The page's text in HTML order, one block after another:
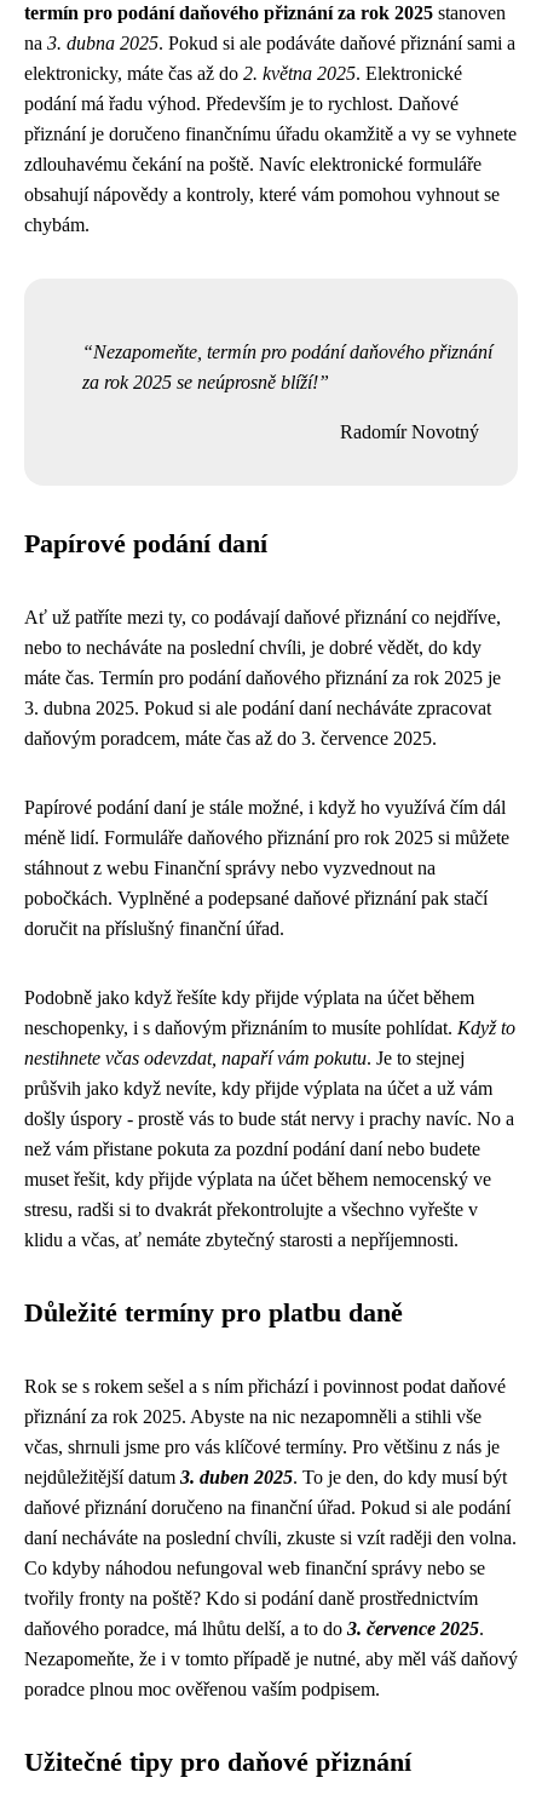
termín pro podání daňového přiznání za rok 2025 stanoven
na 3. dubna 2025. Pokud si ale podáváte daňové přiznání sami a
elektronicky, máte čas až do 2. května 2025. Elektronické
podání má řadu výhod. Především je to rychlost. Daňové
přiznání je doručeno finančnímu úřadu okamžitě a vy se vyhnete
zdlouhavému čekání na poště. Navíc elektronické formuláře
obsahují nápovědy a kontroly, které vám pomohou vyhnout se
chybám.
Nezapomeňte, termín pro podání daňového přiznání
za rok 2025 se neúprosně blíží!
Radomír Novotný
Papírové podání daní
Ať už patříte mezi ty, co podávají daňové přiznání co nejdříve,
nebo to necháváte na poslední chvíli, je dobré vědět, do kdy
máte čas. Termín pro podání daňového přiznání za rok 2025 je
3. dubna 2025. Pokud si ale podání daní necháváte zpracovat
daňovým poradcem, máte čas až do 3. července 2025.
Papírové podání daní je stále možné, i když ho využívá čím dál
méně lidí. Formuláře daňového přiznání pro rok 2025 si můžete
stáhnout z webu Finanční správy nebo vyzvednout na
pobočkách. Vyplněné a podepsané daňové přiznání pak stačí
doručit na příslušný finanční úřad.
Podobně jako když řešíte kdy přijde výplata na účet během
neschopenky, i s daňovým přiznáním to musíte pohlídat. Když to
nestihnete včas odevzdat, napaří vám pokutu. Je to stejnej
průšvih jako když nevíte, kdy přijde výplata na účet a už vám
došly úspory - prostě vás to bude stát nervy i prachy navíc. No a
než vám přistane pokuta za pozdní podání daní nebo budete
muset řešit, kdy přijde výplata na účet během nemocenský ve
stresu, radši si to dvakrát překontrolujte a všechno vyřešte v
klidu a včas, ať nemáte zbytečný starosti a nepříjemnosti.
Důležité termíny pro platbu daně
Rok se s rokem sešel a s ním přichází i povinnost podat daňové
přiznání za rok 2025. Abyste na nic nezapomněli a stihli vše
včas, shrnuli jsme pro vás klíčové termíny. Pro většinu z nás je
nejdůležitější datum 3. duben 2025. To je den, do kdy musí být
daňové přiznání doručeno na finanční úřad. Pokud si ale podání
daní necháváte na poslední chvíli, zkuste si vzít raději den volna.
Co kdyby náhodou nefungoval web finanční správy nebo se
tvořily fronty na poště? Kdo si podání daně prostřednictvím
daňového poradce, má lhůtu delší, a to do 3. července 2025.
Nezapomeňte, že i v tomto případě je nutné, aby měl váš daňový
poradce plnou moc ověřenou vaším podpisem.
Užitečné tipy pro daňové přiznání